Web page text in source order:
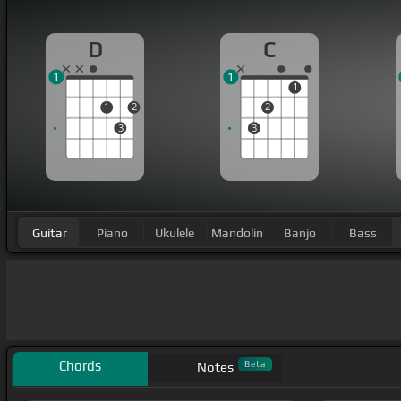
D
1
3
2
1
C
3
2
1
1
Guitar Piano Ukulele Mandolin Banjo Bass
Chords Notes Beta